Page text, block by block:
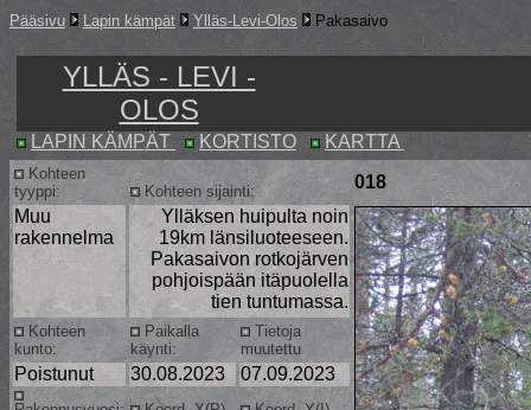
Pääsivu Lapin kämpät Ylläs-Levi-Olos Pakasaivo
YLLÄS - LEVI -
OLOS
LAPIN KÄMPÄT KORTISTO KARTTA
Kohteen
tyyppi:
Kohteen sijainti:
018
Muu
rakennelma
Ylläksen huipulta noin
19km länsiluoteeseen.
Pakasaivon rotkojärven
pohjoispään itäpuolella
tien tuntumassa.
Kohteen
kunto:
Paikalla
käynti:
Tietoja
muutettu
Poistunut 30.08.2023 07.09.2023